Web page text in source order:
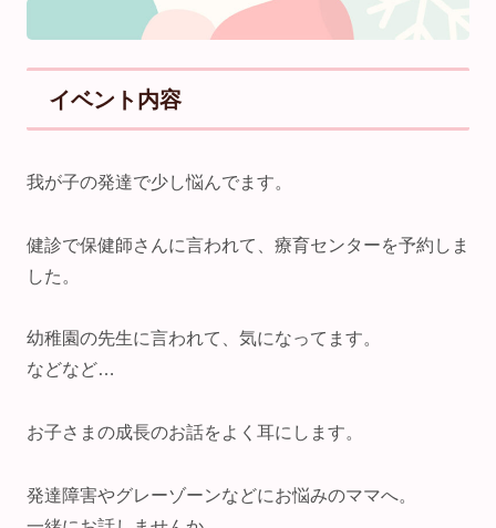
イベント内容
我が子の発達で少し悩んでます。
健診で保健師さんに言われて、療育センターを予約しま
した。
幼稚園の先生に言われて、気になってます。
などなど…
お子さまの成長のお話をよく耳にします。
発達障害やグレーゾーンなどにお悩みのママへ。